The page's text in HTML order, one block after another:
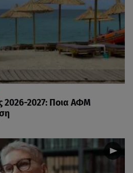
2026-2027: Ποια ΑΦΜ